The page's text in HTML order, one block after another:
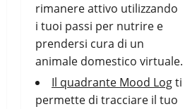
rimanere attivo utilizzando
i tuoi passi per nutrire e
prendersi cura di un
animale domestico virtuale.
Il quadrante Mood Logti
permette di tracciare il tuo